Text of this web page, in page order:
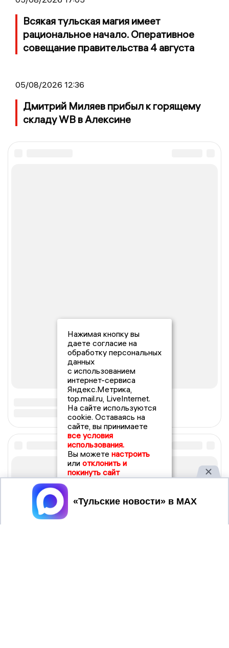
Всякая тульская магия имеет
рациональное начало. Оперативное
совещание правительства 4 августа
05/08/2026 12:36
Дмитрий Миляев прибыл к горящему
складу WB в Алексине
Нажимая кнопку вы
даете согласие на
обработку персональных
данных
с использованием
интернет-сервиса
Яндекс.Метрика,
top.mail.ru, LiveInternet.
На сайте используются
cookie. Оставаясь на
сайте, вы принимаете
все условия
использования.
Вы можете настроить
или отклонить и
покинуть сайт
Принять